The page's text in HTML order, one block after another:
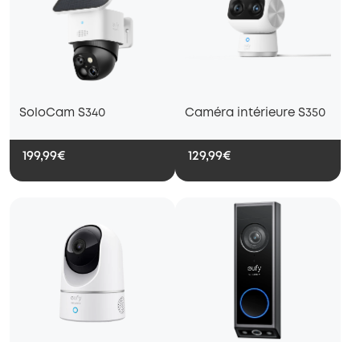
SoloCam S340
199,99€
Caméra intérieure S350
129,99€